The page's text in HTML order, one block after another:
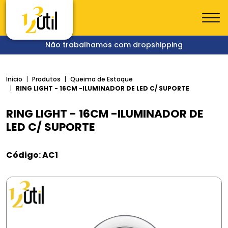
Não trabalhamos com dropshipping
Início Produtos
Queima de Estoque
RING LIGHT - 16CM -ILUMINADOR DE LED C/ SUPORTE
RING LIGHT - 16CM -ILUMINADOR DE
LED C/ SUPORTE
Código: AC1